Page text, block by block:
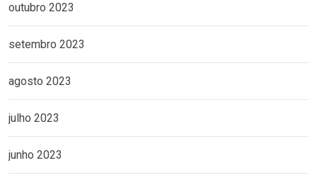
outubro 2023
setembro 2023
agosto 2023
julho 2023
junho 2023